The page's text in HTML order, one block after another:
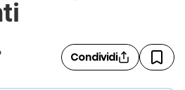
Condividi